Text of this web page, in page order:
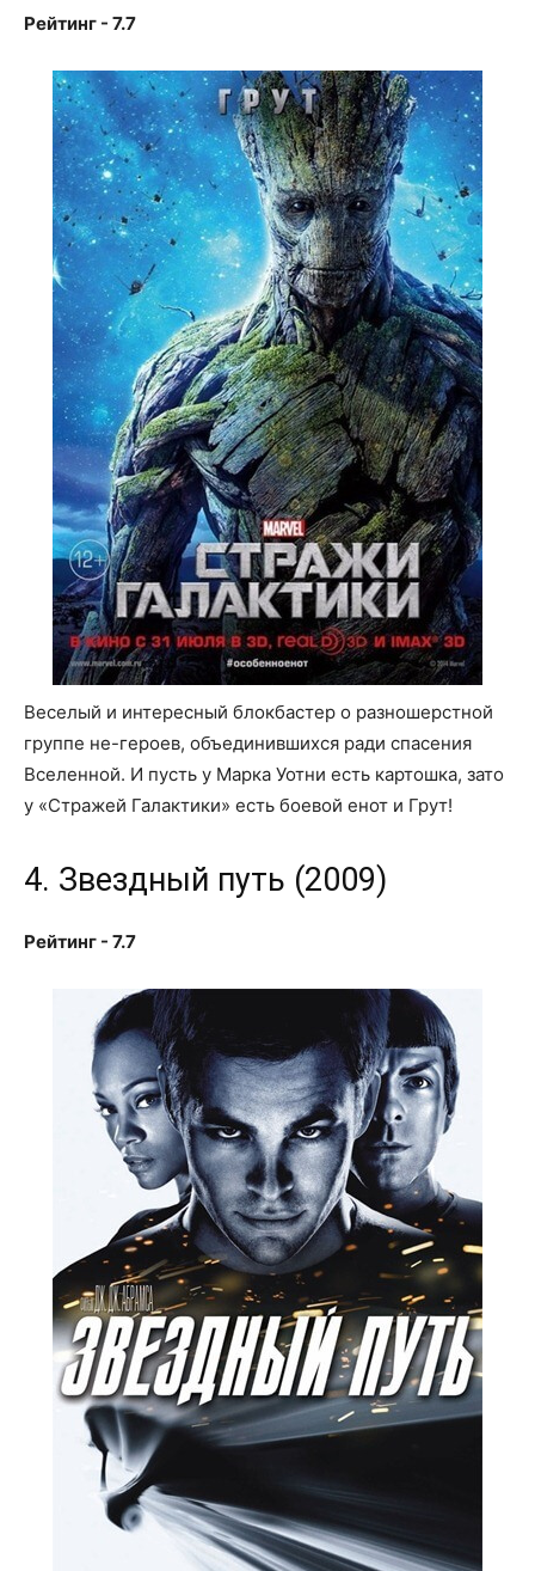
Рейтинг - 7.7
Веселый и интересный блокбастер о разношерстной
группе не-героев, объединившихся ради спасения
Вселенной. И пусть у Марка Уотни есть картошка, зато
у «Стражей Галактики» есть боевой енот и Грут!
4. Звездный путь (2009)
Рейтинг - 7.7